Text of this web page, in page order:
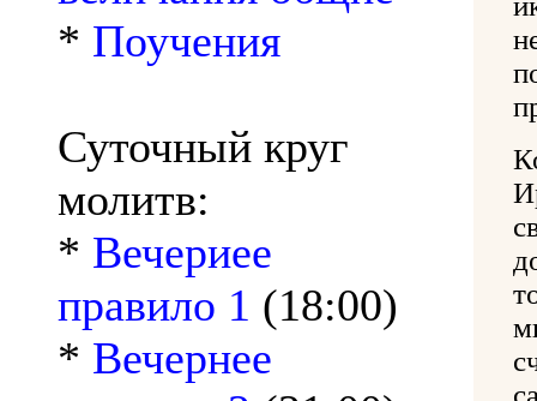
* Поучения
Суточный круг
молитв:
* Вечериее
правило 1 (18:00)
* Вечернее